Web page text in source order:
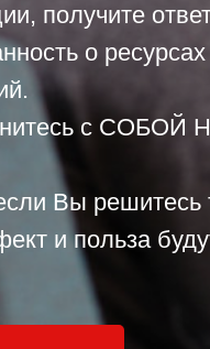
получите
о
с СОБОЙ
Вы решитесь
и польза